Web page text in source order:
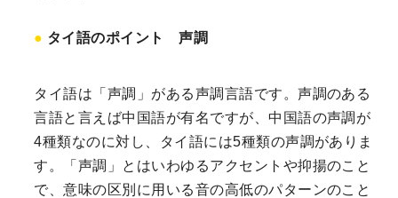
タイ語のポイント 声調
タイ語は「声調」がある声調言語です。声調のある
言語と言えば中国語が有名ですが、中国語の声調が
4種類なのに対し、タイ語には5種類の声調がありま
す。「声調」とはいわゆるアクセントや抑揚のこと
で、意味の区別に用いる音の高低のパターンのこと